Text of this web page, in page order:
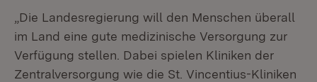
„Die Landesregierung will den Menschen überall
im Land eine gute medizinische Versorgung zur
Verfügung stellen. Dabei spielen Kliniken der
Zentralversorgung wie die St. Vincentius-Kliniken